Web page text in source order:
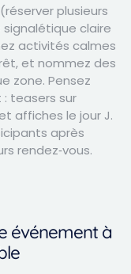
plusieurs
signalétique claire
activités calmes
et nommez des
zone. Pensez
teasers sur
affiches le jour J.
après
rendez‑vous.
événement à